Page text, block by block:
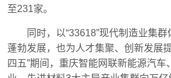
至231家。
同时，以“33618”现代制造业集
蓬勃发展，也为人才集聚、创新发展
四五”期间，重庆智能网联新能源汽